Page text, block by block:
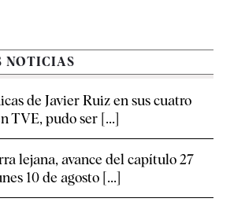
NOTICIAS
de Javier Ruiz en sus cuatro
TVE, pudo ser [...]
lejana, avance del capítulo 27
10 de agosto [...]